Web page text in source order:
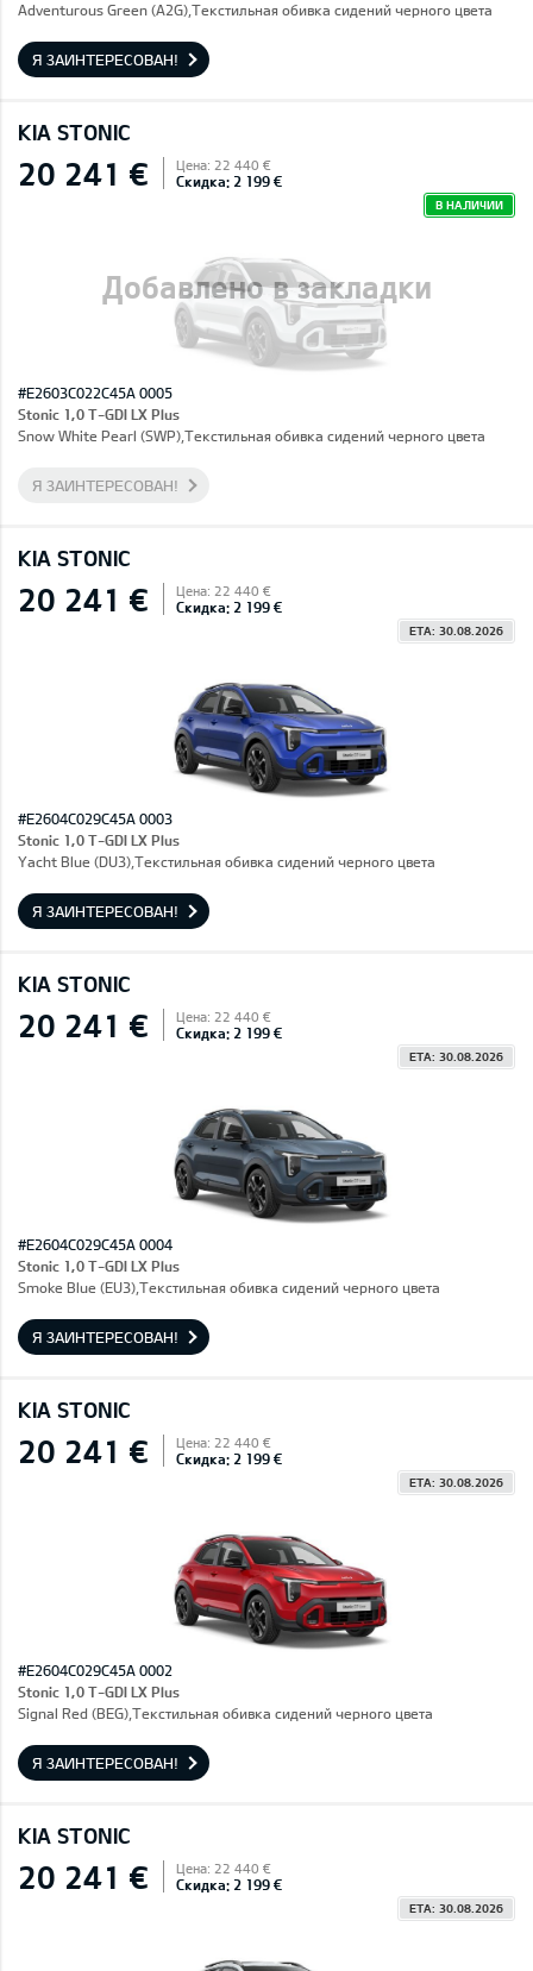
Adventurous Green (A2G),Текстильная обивка сидений черного цвета
Я ЗАИНТЕРЕСОВАН!
KIA STONIC
Добавлено в закладки
20 241 € Цена: 22 440 €
Скидка: 2 199 €
В НАЛИЧИИ
#E2603C022C45A 0005
Stonic 1,0 T-GDI LX Plus
Snow White Pearl (SWP),Текстильная обивка сидений черного цвета
Я ЗАИНТЕРЕСОВАН!
KIA STONIC
20 241 € Цена: 22 440 €
Скидка: 2 199 €
ETA: 30.08.2026
#E2604C029C45A 0003
Stonic 1,0 T-GDI LX Plus
Yacht Blue (DU3),Текстильная обивка сидений черного цвета
Я ЗАИНТЕРЕСОВАН!
KIA STONIC
20 241 € Цена: 22 440 €
Скидка: 2 199 €
ETA: 30.08.2026
#E2604C029C45A 0004
Stonic 1,0 T-GDI LX Plus
Smoke Blue (EU3),Текстильная обивка сидений черного цвета
Я ЗАИНТЕРЕСОВАН!
KIA STONIC
20 241 € Цена: 22 440 €
Скидка: 2 199 €
ETA: 30.08.2026
#E2604C029C45A 0002
Stonic 1,0 T-GDI LX Plus
Signal Red (BEG),Текстильная обивка сидений черного цвета
Я ЗАИНТЕРЕСОВАН!
KIA STONIC
20 241 € Цена: 22 440 €
Скидка: 2 199 €
ETA: 30.08.2026